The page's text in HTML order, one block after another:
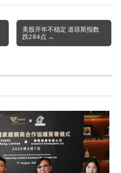
美股开年不稳定 道琼斯指数
跌284点 →